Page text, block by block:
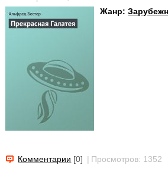
Жанр:
Комментарии [0] | Просмотров: 1352